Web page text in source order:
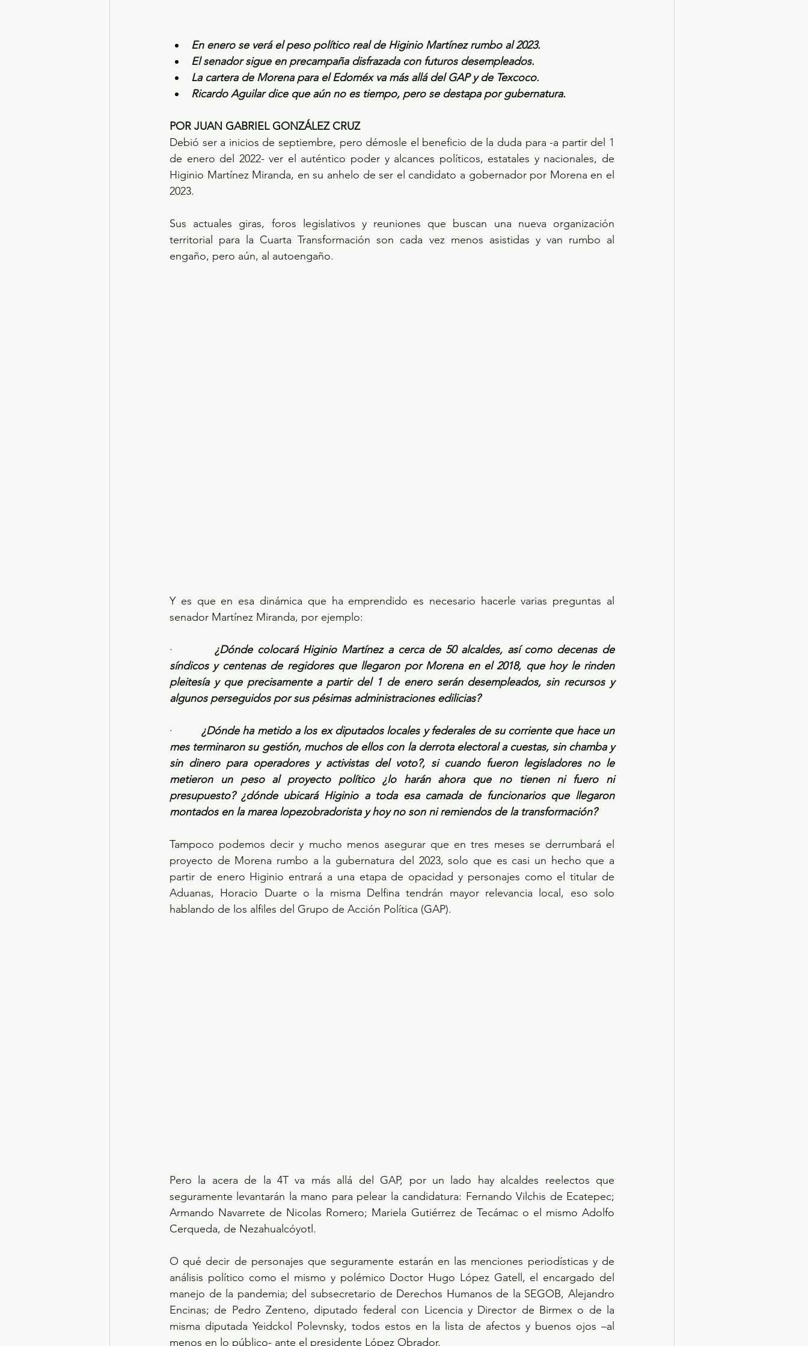
En enero se verá el peso político real de Higinio Martínez rumbo al 2023.
El senador sigue en precampaña disfrazada con futuros desempleados.
La cartera de Morena para el Edoméx va más allá del GAP y de Texcoco.
Ricardo Aguilar dice que aún no es tiempo, pero se destapa por gubernatura.
POR JUAN GABRIEL GONZÁLEZ CRUZ
Debió ser a inicios de septiembre, pero démosle el beneficio de la duda para -a partir del 1
de enero del 2022- ver el auténtico poder y alcances políticos, estatales y nacionales, de
Higinio Martínez Miranda, en su anhelo de ser el candidato a gobernador por Morena en el
2023.
Sus actuales giras, foros legislativos y reuniones que buscan una nueva organización
territorial para la Cuarta Transformación son cada vez menos asistidas y van rumbo al
engaño, pero aún, al autoengaño.
Y es que en esa dinámica que ha emprendido es necesario hacerle varias preguntas al
senador Martínez Miranda, por ejemplo:
· ¿Dónde colocará Higinio Martínez a cerca de 50 alcaldes, así como decenas de
síndicos y centenas de regidores que llegaron por Morena en el 2018, que hoy le rinden
pleitesía y que precisamente a partir del 1 de enero serán desempleados, sin recursos y
algunos perseguidos por sus pésimas administraciones edilicias?
· ¿Dónde ha metido a los ex diputados locales y federales de su corriente que hace un
mes terminaron su gestión, muchos de ellos con la derrota electoral a cuestas, sin chamba y
sin dinero para operadores y activistas del voto?, si cuando fueron legisladores no le
metieron un peso al proyecto político ¿lo harán ahora que no tienen ni fuero ni
presupuesto? ¿dónde ubicará Higinio a toda esa camada de funcionarios que llegaron
montados en la marea lopezobradorista y hoy no son ni remiendos de la transformación?
Tampoco podemos decir y mucho menos asegurar que en tres meses se derrumbará el
proyecto de Morena rumbo a la gubernatura del 2023, solo que es casi un hecho que a
partir de enero Higinio entrará a una etapa de opacidad y personajes como el titular de
Aduanas, Horacio Duarte o la misma Delfina tendrán mayor relevancia local, eso solo
hablando de los alfiles del Grupo de Acción Política (GAP).
Pero la acera de la 4T va más allá del GAP, por un lado hay alcaldes reelectos que
seguramente levantarán la mano para pelear la candidatura: Fernando Vilchis de Ecatepec;
Armando Navarrete de Nicolas Romero; Mariela Gutiérrez de Tecámac o el mismo Adolfo
Cerqueda, de Nezahualcóyotl.
O qué decir de personajes que seguramente estarán en las menciones periodísticas y de
análisis político como el mismo y polémico Doctor Hugo López Gatell, el encargado del
manejo de la pandemia; del subsecretario de Derechos Humanos de la SEGOB, Alejandro
Encinas; de Pedro Zenteno, diputado federal con Licencia y Director de Birmex o de la
misma diputada Yeidckol Polevnsky, todos estos en la lista de afectos y buenos ojos –al
menos en lo público- ante el presidente López Obrador.